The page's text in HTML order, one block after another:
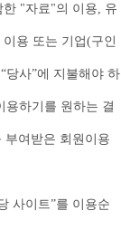
"자료"의 이용, 유
용 또는 기업(구인
당사”에 지불해야 하
하기를 원하는 결
여받은 회원이용
사이트”를 이용순